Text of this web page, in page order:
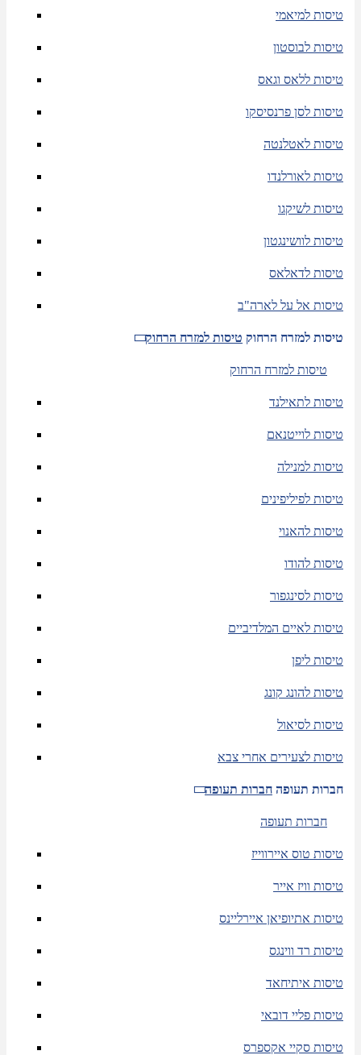
טיסות למיאמי
טיסות לבוסטון
טיסות ללאס וגאס
טיסות לסן פרנסיסקו
טיסות לאטלנטה
טיסות לאורלנדו
טיסות לשיקגו
טיסות לוושינגטון
טיסות לדאלאס
טיסות אל על לארה"ב
טיסות למזרח הרחוק טיסות למזרח הרחוק
טיסות למזרח הרחוק
טיסות לתאילנד
טיסות לוייטנאם
טיסות למנילה
טיסות לפיליפינים
טיסות להאנוי
טיסות להודו
טיסות לסינגפור
טיסות לאיים המלדיביים
טיסות ליפן
טיסות להונג קונג
טיסות לסיאול
טיסות לצעירים אחרי צבא
חברות תעופה חברות תעופה
חברות תעופה
טיסות טוס איירווייז
טיסות וויז אייר
טיסות אתיופיאן איירליינס
טיסות רד ווינגס
טיסות איתיחאד
טיסות פליי דובאי
טיסות סקיי אקספרס